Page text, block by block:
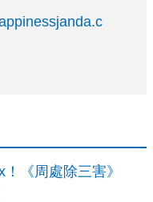
《周處除三害》